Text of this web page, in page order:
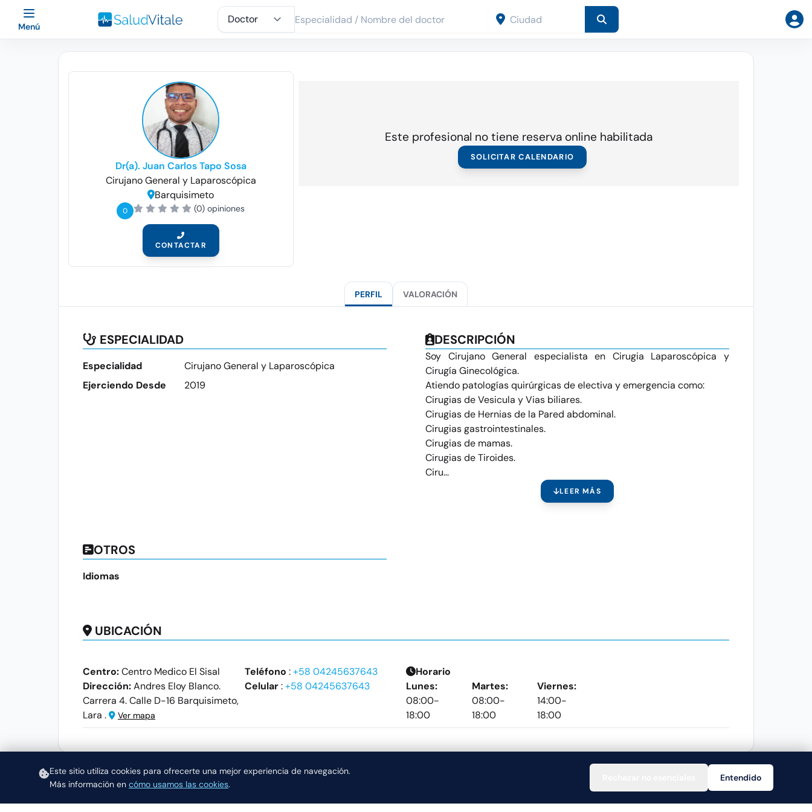
Este sitio utiliza cookies para ofrecerte una mejor experiencia de navegación.
Más información en cómo usamos las cookies.
Entendido
Menú
Dr(a). Juan Carlos Tapo Sosa
Cirujano General y Laparoscópica
Barquisimeto
0 (0) opiniones
CONTACTAR
Este profesional no tiene reserva online habilitada
SOLICITAR CALENDARIO
PERFIL VALORACIÓN
ESPECIALIDAD
Especialidad
Cirujano General y Laparoscópica
Ejerciendo Desde
2019
DESCRIPCIÓN
Soy Cirujano General especialista en Cirugia Laparoscópica y
Cirugía Ginecológica.
Atiendo patologías quirúrgicas de electiva y emergencia como:
Cirugias de Vesicula y Vias biliares.
Cirugias de Hernias de la Pared abdominal.
Cirugias gastrointestinales.
Cirugias de mamas.
Cirugias de Tiroides.
Ciru...
LEER MÁS
OTROS
Idiomas
UBICACIÓN
Centro:Centro Medico El Sisal
Dirección:Andres Eloy Blanco.
Carrera 4. Calle D-16 Barquisimeto,
Lara .
Ver mapa
Teléfono :+58 04245637643
Celular:+58 04245637643
Horario
Lunes:
08:00-
18:00
Martes:
08:00-
18:00
Viernes:
14:00-
18:00